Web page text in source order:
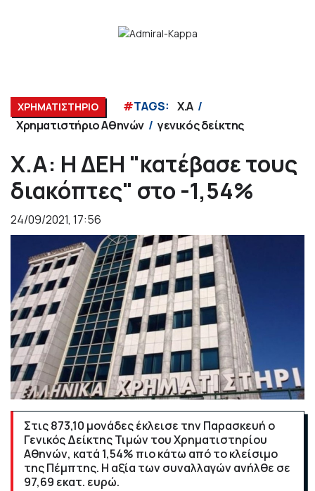
ΧΡΗΜΑΤΙΣΤΗΡΙΟ #TAGS: Χ.Α
Χρηματιστήριο Αθηνών
γενικός δείκτης
Χ.Α: Η ΔΕΗ "κατέβασε τους
διακόπτες" στο -1,54%
24/09/2021, 17:56
Στις 873,10 μονάδες έκλεισε την Παρασκευή ο
Γενικός Δείκτης Τιμών του Χρηματιστηρίου
Αθηνών, κατά 1,54% πιο κάτω από το κλείσιμο
της Πέμπτης. Η αξία των συναλλαγών ανήλθε σε
97,69 εκατ. ευρώ.